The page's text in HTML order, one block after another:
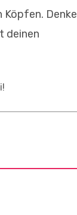
Köpfen. Denke
deinen